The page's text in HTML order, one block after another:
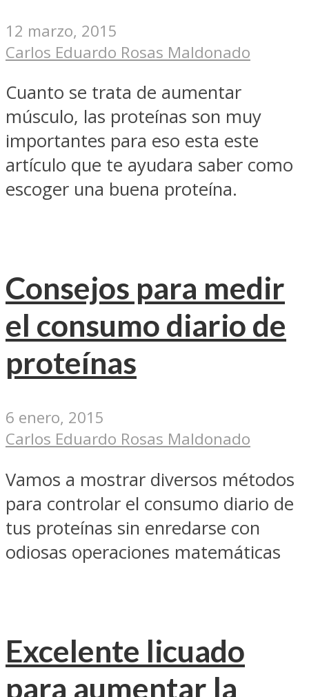
12 marzo, 2015
Carlos Eduardo Rosas Maldonado
Cuanto se trata de aumentar
músculo, las proteínas son muy
importantes para eso esta este
artículo que te ayudara saber como
escoger una buena proteína.
Consejos para medir
el consumo diario de
proteínas
6 enero, 2015
Carlos Eduardo Rosas Maldonado
Vamos a mostrar diversos métodos
para controlar el consumo diario de
tus proteínas sin enredarse con
odiosas operaciones matemáticas
Excelente licuado
para aumentar la